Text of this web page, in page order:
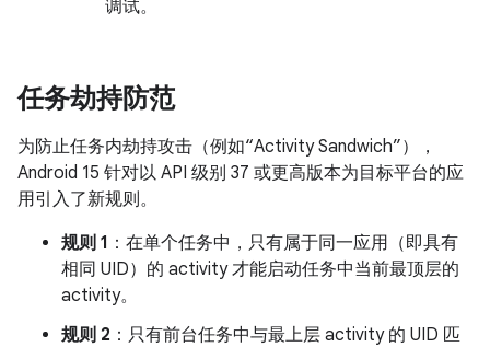
调试。
任务劫持防范
为防止任务内劫持攻击（例如“Activity Sandwich”），
Android 15 针对以 API 级别 37 或更高版本为目标平台的应
用引入了新规则。
规则 1 ：在单个任务中，只有属于同一应用（即具有
相同 UID）的 activity 才能启动任务中当前最顶层的
activity。
规则 2 ：只有前台任务中与最上层 activity 的 UID 匹